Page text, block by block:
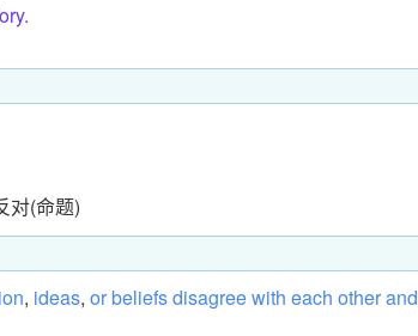
对(命题)
, ideas, orbeliefsdisagreewith each otherand